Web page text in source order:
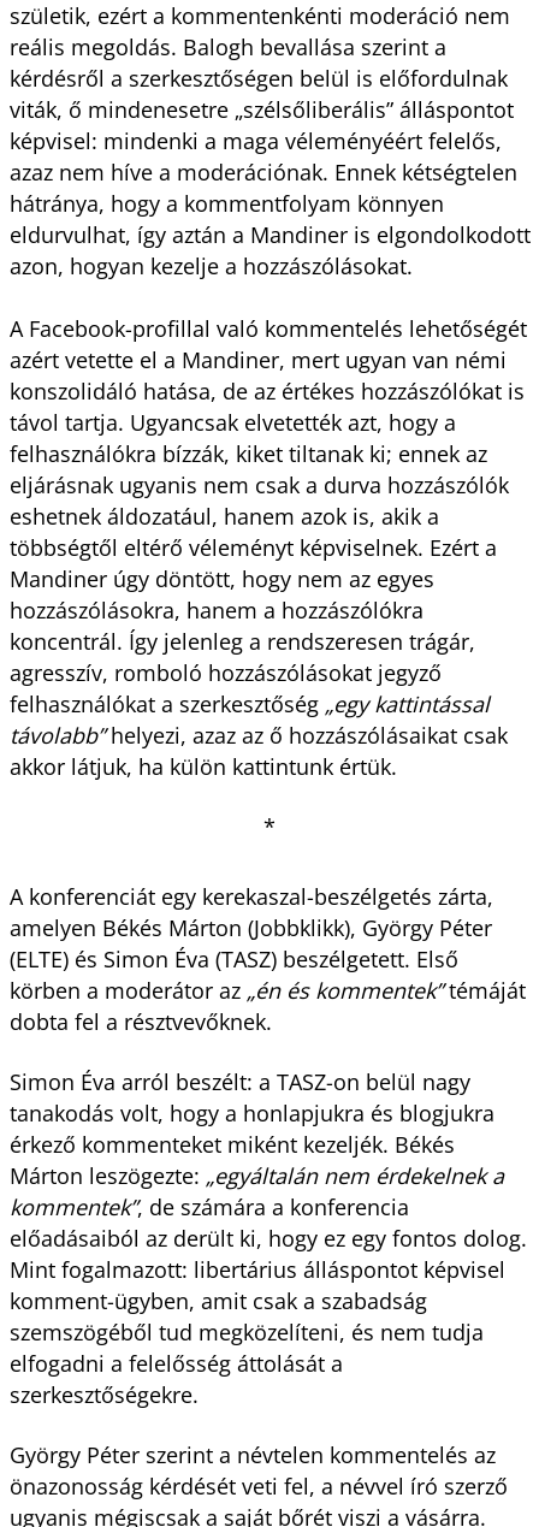
születik, ezért a kommentenkénti moderáció nem
reális megoldás. Balogh bevallása szerint a
kérdésről a szerkesztőségen belül is előfordulnak
viták, ő mindenesetre „szélsőliberális” álláspontot
képvisel: mindenki a maga véleményéért felelős,
azaz nem híve a moderációnak. Ennek kétségtelen
hátránya, hogy a kommentfolyam könnyen
eldurvulhat, így aztán a Mandiner is elgondolkodott
azon, hogyan kezelje a hozzászólásokat.
A Facebook-profillal való kommentelés lehetőségét
azért vetette el a Mandiner, mert ugyan van némi
konszolidáló hatása, de az értékes hozzászólókat is
távol tartja. Ugyancsak elvetették azt, hogy a
felhasználókra bízzák, kiket tiltanak ki; ennek az
eljárásnak ugyanis nem csak a durva hozzászólók
eshetnek áldozatául, hanem azok is, akik a
többségtől eltérő véleményt képviselnek. Ezért a
Mandiner úgy döntött, hogy nem az egyes
hozzászólásokra, hanem a hozzászólókra
koncentrál. Így jelenleg a rendszeresen trágár,
agresszív, romboló hozzászólásokat jegyző
felhasználókat a szerkesztőség „egy kattintással
távolabb”helyezi, azaz az ő hozzászólásaikat csak
akkor látjuk, ha külön kattintunk értük.
*
A konferenciát egy kerekaszal-beszélgetés zárta,
amelyen Békés Márton (Jobbklikk), György Péter
(ELTE) és Simon Éva (TASZ) beszélgetett. Első
körben a moderátor az „én és kommentek”témáját
dobta fel a résztvevőknek.
Simon Éva arról beszélt: a TASZ-on belül nagy
tanakodás volt, hogy a honlapjukra és blogjukra
érkező kommenteket miként kezeljék. Békés
Márton leszögezte: „egyáltalán nem érdekelnek a
kommentek”, de számára a konferencia
előadásaiból az derült ki, hogy ez egy fontos dolog.
Mint fogalmazott: libertárius álláspontot képvisel
komment-ügyben, amit csak a szabadság
szemszögéből tud megközelíteni, és nem tudja
elfogadni a felelősség áttolását a
szerkesztőségekre.
György Péter szerint a névtelen kommentelés az
önazonosság kérdését veti fel, a névvel író szerző
ugyanis mégiscsak a saját bőrét viszi a vásárra.